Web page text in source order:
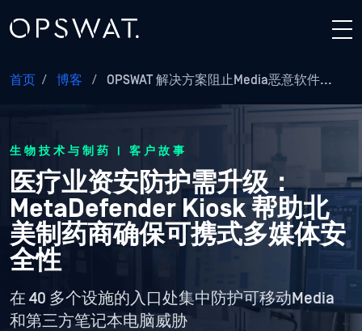
首页 / 博客 / OPSWAT 解决方案阻止Media恶意软件...
生物技术与制药 | 客户故事
医疗业资安防护需升级：
MetaDefender Kiosk 帮助北
美制药商确保可携式多媒体安
全性
在 40 多个设施的入口处集中防护可移动Media
和第三方笔记本电脑威胁